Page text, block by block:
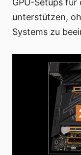
GPU-Setups für
unterstützen,
Systems zu